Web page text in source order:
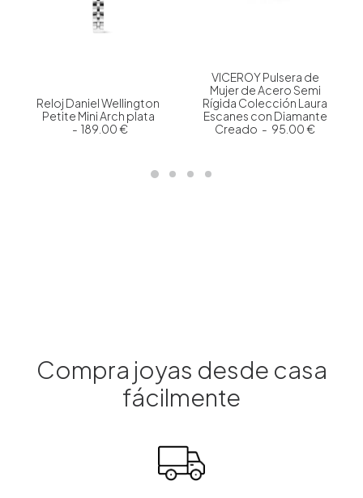
Reloj Daniel Wellington
Petite Mini Arch plata
189.00€
VICEROY Pulsera de
Mujer de Acero Semi
Rígida Colección Laura
Escanes con Diamante
Creado
95.00€
Compra joyas desde casa
fácilmente